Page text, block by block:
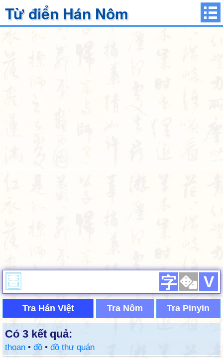
Từ điển Hán Nôm
字 V
Tra Hán Việt Tra Nôm Tra Pinyin
Có 3 kết quả:
thoan • đồ • đồ thư quán